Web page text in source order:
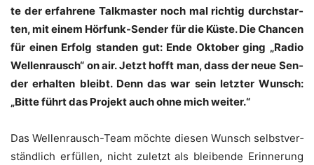
te der erfah­re­ne Talk­mas­ter noch mal rich­tig durch­star­
ten, mit einem Hör­funk-Sen­der für die Küs­te. Die Chan­cen
für einen Erfolg stan­den gut: Ende Okto­ber ging „Radio
Wel­len­rausch“ on air. Jetzt hofft man, dass der neue Sen­
der erhal­ten bleibt. Denn das war sein letz­ter Wunsch:
„Bit­te führt das Pro­jekt auch ohne mich weiter.“
Das Wel­len­rausch-Team möch­te die­sen Wunsch selbst­ver­
ständ­lich erfül­len, nicht zuletzt als blei­ben­de Erin­ne­rung